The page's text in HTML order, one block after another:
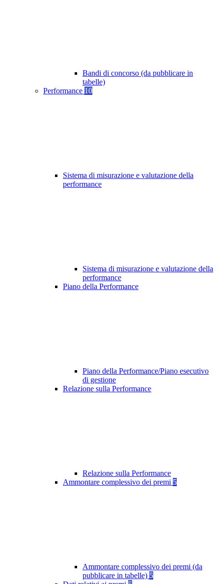
Bandi di concorso (da pubblicare in
tabelle)
Performance 10
Sistema di misurazione e valutazione della
performance
Sistema di misurazione e valutazione della
performance
Piano della Performance
Piano della Performance/Piano esecutivo
di gestione
Relazione sulla Performance
Relazione sulla Performance
Ammontare complessivo dei premi 5
Ammontare complessivo dei premi (da
pubblicare in tabelle) 5